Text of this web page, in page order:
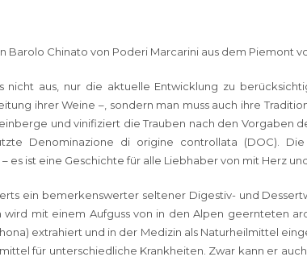
Chinato von Poderi Marcarini aus dem Piemont
nicht aus, nur die aktuelle Entwicklung zu
ihrer Weine –, sondern man muss auch ihre
und vinifiziert die Trauben nach den Vorgaben
Denominazione di origine controllata (DOC).
ist eine Geschichte für alle Liebhaber von mit Herz
ein bemerkenswerter seltener Digestiv- und
mit einem Aufguss von in den Alpen geernteten
extrahiert und in der Medizin als Naturheilmittel
für unterschiedliche Krankheiten. Zwar kann er